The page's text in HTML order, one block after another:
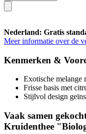
Nederland: Gratis
Meer informatie over de
Kenmerken &
Exotische melange
Frisse basis met
Stijlvol design
Vaak samen
Kruidenthee